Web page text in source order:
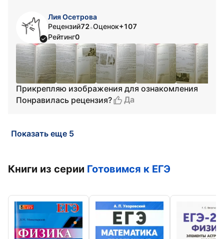
Лия Осетрова
Рецензий72•Оценок+107
Рейтинг0
Прикрепляю изображения для ознакомления
Понравилась рецензия?
Да
Показать еще 5
Книги из серии Готовимся к ЕГЭ